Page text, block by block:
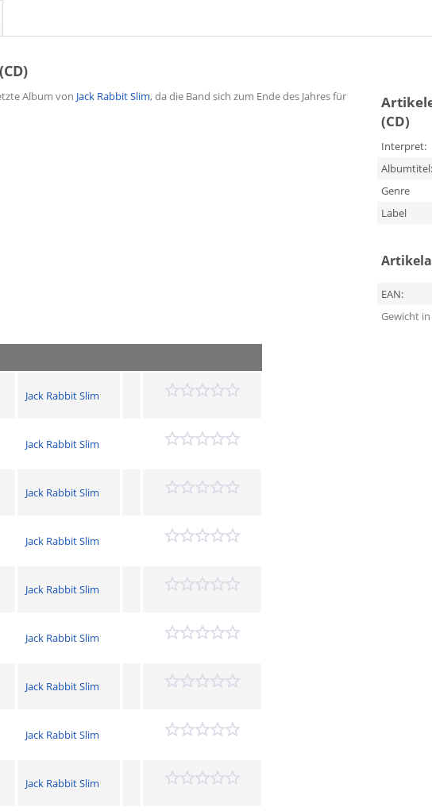
Album von Jack Rabbit Slim, da die Band sich zum Ende des Jahres für
(CD)
Interpret:
Albumtitel:
Genre
Label
EAN:
Gewicht in
Jack Rabbit Slim
Jack Rabbit Slim
Jack Rabbit Slim
Jack Rabbit Slim
Jack Rabbit Slim
Jack Rabbit Slim
Jack Rabbit Slim
Jack Rabbit Slim
Jack Rabbit Slim